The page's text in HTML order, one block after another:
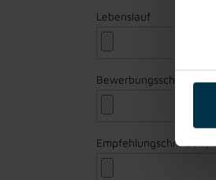
Lebenslauf
Bewerbungsschreiben
Empfehlungschreiben /